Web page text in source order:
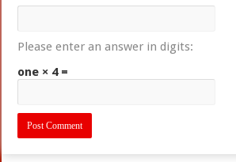
Please enter an answer in digits:
one × 4 =